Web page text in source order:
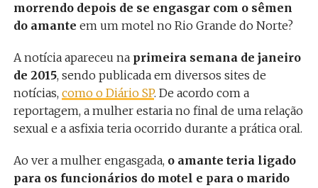
morrendo depois de se engasgar com o sêmen
do amante em um motel no Rio Grande do Norte?
A notícia apareceu na primeira semana de janeiro
de 2015, sendo publicada em diversos sites de
notícias, como o Diário SP. De acordo com a
reportagem, a mulher estaria no final de uma relação
sexual e a asfixia teria ocorrido durante a prática oral.
Ao ver a mulher engasgada, o amante teria ligado
para os funcionários do motel e para o marido